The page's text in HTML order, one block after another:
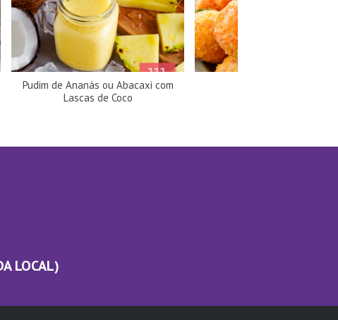
Pudim de Ananás ou Abacaxi com
Lascas de Coco
LOCAL)